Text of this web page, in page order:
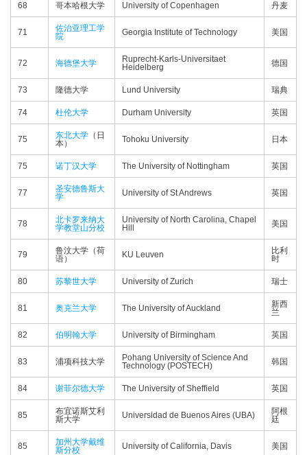
68 哥本哈根大学 University of Copenhagen 丹麦
71
佐治亚理工学
院
Georgia Institute of Technology 美国
72 海德堡大学
Ruprecht-Karls-Universitaet
Heidelberg
德国
73 隆德大学 Lund University 瑞典
74 杜伦大学 Durham University 英国
75 东北大学 （日
本）
Tohoku University 日本
75 诺丁汉大学 The University of Nottingham 英国
77
圣安德鲁斯大
学
University of St Andrews 英国
78
北卡罗来纳大
学教堂山分校
University of North Carolina, Chapel
Hill
美国
79
鲁汶大学（荷
语）
KU Leuven
比利
时
80 苏黎世大学 University of Zurich 瑞士
81 奥克兰大学 The University of Auckland
新西
兰
82 伯明翰大学 University of Birmingham 英国
83 浦项科技大学
Pohang University of Science And
Technology (POSTECH)
韩国
84 谢菲尔德大学 The University of Sheffield 英国
85
布宜诺斯艾利
斯大学
Universidad de Buenos Aires (UBA)
阿根
廷
85
加州大学戴维
斯分校
University of California, Davis 美国